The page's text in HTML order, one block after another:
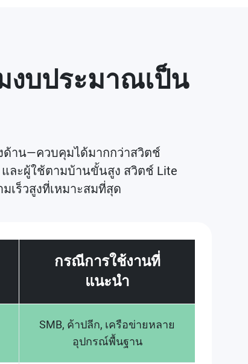
งบประมาณเป็น
ด้าน—ควบคุมได้มากกว่าสวิตช์
และผู้ใช้ตามบ้านขั้นสูง สวิตช์ Lite
เร็วสูงที่เหมาะสมที่สุด
กรณีการใช้งานที่
แนะนำ
SMB, ค้าปลีก, เครือข่ายหลาย
อุปกรณ์พื้นฐาน